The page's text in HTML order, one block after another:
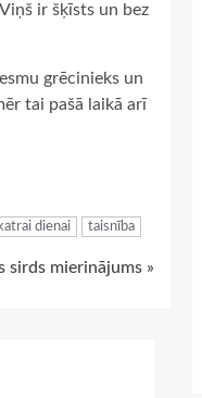
ir šķīsts un bez
grēcinieks un
tai pašā laikā arī
dienai taisnība
sirds mierinājums »